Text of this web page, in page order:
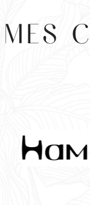
MES